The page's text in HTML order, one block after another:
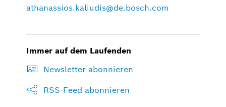
athanassios.kaliudis@de.bosch.com
Immer auf dem Laufenden
Newsletter abonnieren
RSS-Feed abonnieren